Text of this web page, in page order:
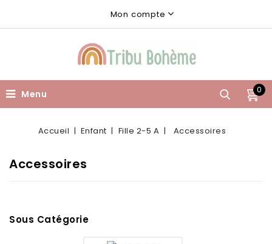
Mon compte
0
Menu
Accueil Enfant Fille 2-5 A Accessoires
Accessoires
Sous Catégorie